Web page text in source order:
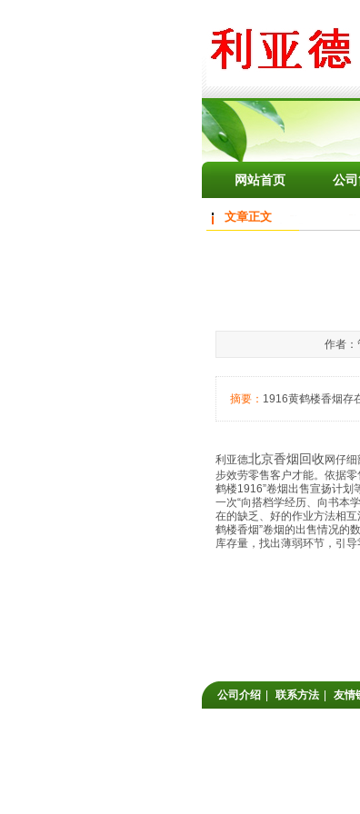
网站首页 公
文章正文
作者
摘要： 1916黄鹤楼香烟存
利亚德北京香烟回收 网仔
步效劳零售客户才能。依据
鹤楼1916”卷烟出售宣扬计划
一次“向搭档学经历、向书本
在的缺乏、好的作业方法相互
鹤楼香烟”卷烟的出售情况的
库存量，找出薄弱环节，引
公司介绍 联系方法 友情